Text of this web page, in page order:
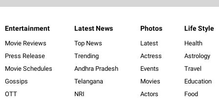
Entertainment
Movie Reviews
Press Release
Movie Schedules
Gossips
OTT
Latest News
Top News
Trending
Andhra Pradesh
Telangana
NRI
Photos
Latest
Actress
Events
Movies
Actors
Life Style
Health
Astrology
Travel
Education
Food